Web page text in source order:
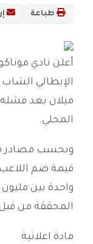
طباعة
أعلن نادي
ميلان بعد
المحلي.
وبحسب مصادر
قيمة ضم
واحدة بين
المحققة من
مادة اعلانية